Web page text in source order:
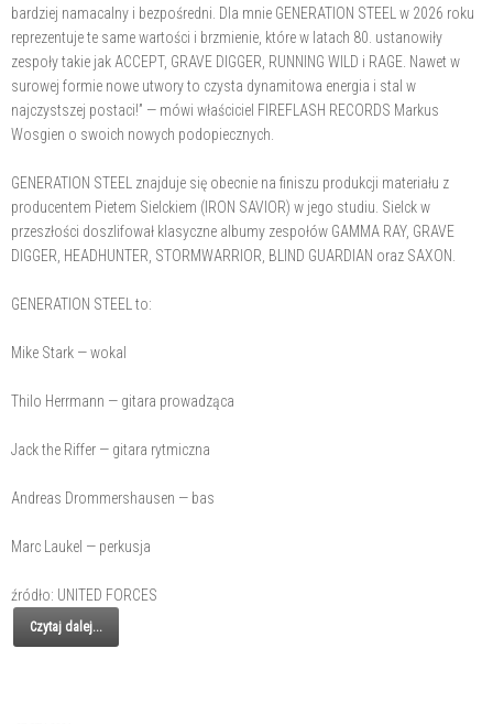
bardziej namacalny i bezpośredni. Dla mnie GENERATION STEEL w 2026 roku
reprezentuje te same wartości i brzmienie, które w latach 80. ustanowiły
zespoły takie jak ACCEPT, GRAVE DIGGER, RUNNING WILD i RAGE. Nawet w
surowej formie nowe utwory to czysta dynamitowa energia i stal w
najczystszej postaci!” — mówi właściciel FIREFLASH RECORDS Markus
Wosgien o swoich nowych podopiecznych.
GENERATION STEEL znajduje się obecnie na finiszu produkcji materiału z
producentem Pietem Sielckiem (IRON SAVIOR) w jego studiu. Sielck w
przeszłości doszlifował klasyczne albumy zespołów GAMMA RAY, GRAVE
DIGGER, HEADHUNTER, STORMWARRIOR, BLIND GUARDIAN oraz SAXON.
GENERATION STEEL to:
Mike Stark — wokal
Thilo Herrmann — gitara prowadząca
Jack the Riffer — gitara rytmiczna
Andreas Drommershausen — bas
Marc Laukel — perkusja
źródło: UNITED FORCES
Czytaj dalej...